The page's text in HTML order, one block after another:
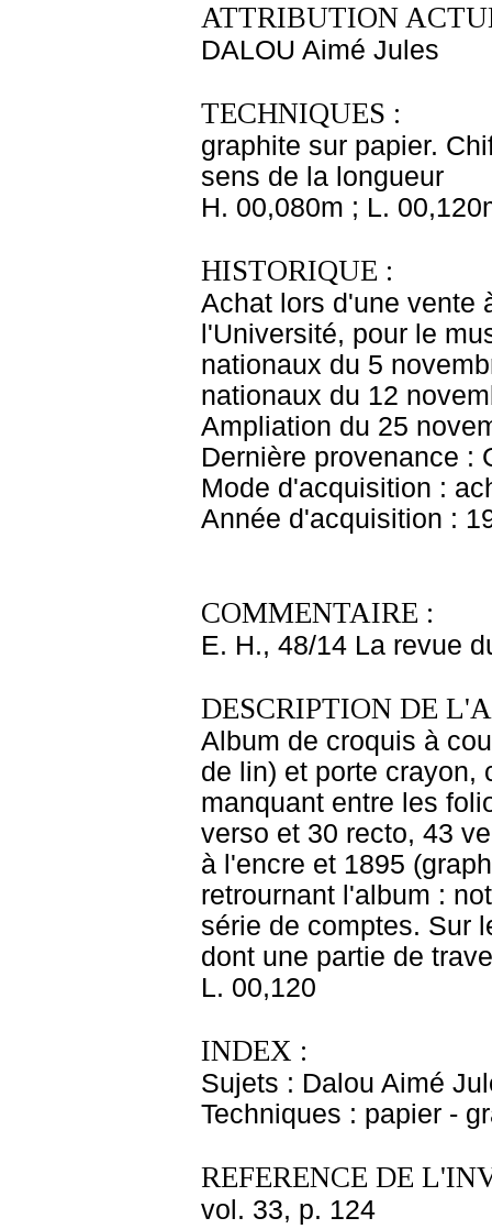
ATTRIBUTION
DALOU Aimé Jules
TECHNIQUES :
graphite sur papier.
sens de la longueur
H. 00,080m ; L.
HISTORIQUE :
Achat lors d'une vente
l'Université, pour le
nationaux du 5
nationaux du 12
Ampliation du 25
Dernière provenance :
Mode d'acquisition :
Année d'acquisition :
COMMENTAIRE :
E. H., 48/14 La revue
DESCRIPTION DE
Album de croquis à
de lin) et porte crayon,
manquant entre les
verso et 30 recto, 43
à l'encre et 1895
retrournant l'album :
série de comptes. Sur
dont une partie de
L. 00,120
INDEX :
Sujets : Dalou Aimé
Techniques : papier -
REFERENCE DE
vol. 33, p. 124